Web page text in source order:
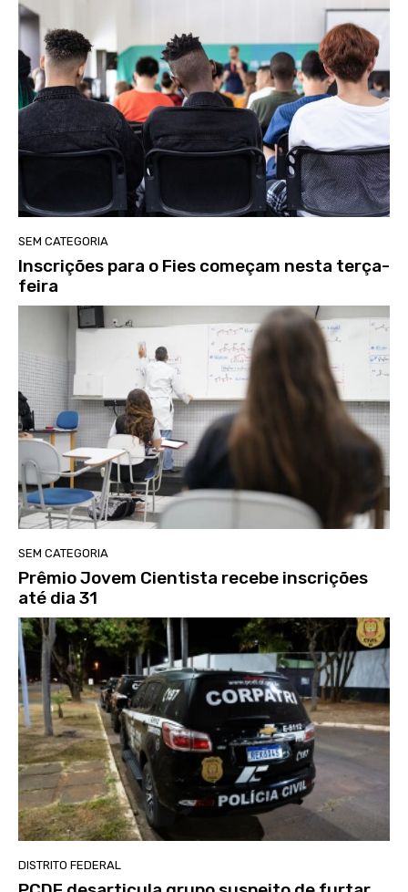
SEM CATEGORIA
Inscrições para o Fies começam nesta terça-
feira
SEM CATEGORIA
Prêmio Jovem Cientista recebe inscrições
até dia 31
DISTRITO FEDERAL